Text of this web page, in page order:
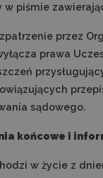
w piśmie
przez
prawa
sądowego.
końcowe i
w życie z